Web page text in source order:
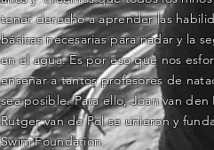
tener derecho a aprender las
básicas necesarias para nadar y la
en el agua. Es por eso que nos
enseñar a tantos profesores de
sea posible. Para ello, Joan van den
Rutger van de Pol se unieron y
Swim Foundation.